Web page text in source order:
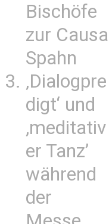
Bischöfe
zur Causa
Spahn
‚Dialogpre
digt‘ und
‚meditativ
er Tanz’
während
der